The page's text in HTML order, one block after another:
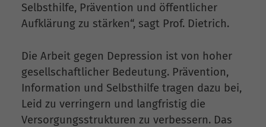
Selbsthilfe, Prävention und öffentlicher
Aufklärung zu stärken“, sagt Prof. Dietrich.
Die Arbeit gegen Depression ist von hoher
gesellschaftlicher Bedeutung. Prävention,
Information und Selbsthilfe tragen dazu bei,
Leid zu verringern und langfristig die
Versorgungsstrukturen zu verbessern. Das